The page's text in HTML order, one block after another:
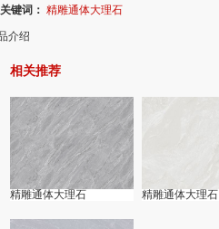
关键词： 精雕通体大理石
介绍
相关推荐
精雕通体大理石 精雕通体大理石